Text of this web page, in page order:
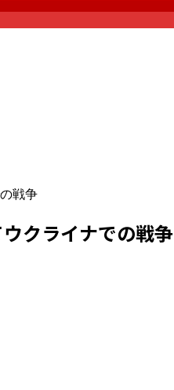
戦争
クライナでの戦争